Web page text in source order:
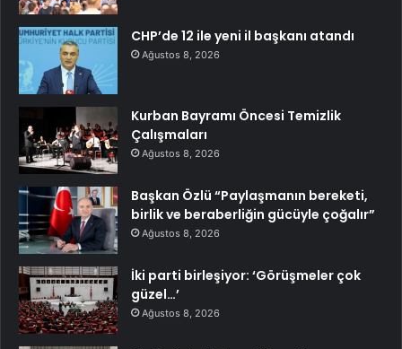
CHP’de 12 ile yeni il başkanı atandı
Ağustos 8, 2026
Kurban Bayramı Öncesi Temizlik
Çalışmaları
Ağustos 8, 2026
Başkan Özlü “Paylaşmanın bereketi,
birlik ve beraberliğin gücüyle çoğalır”
Ağustos 8, 2026
İki parti birleşiyor: ‘Görüşmeler çok
güzel…’
Ağustos 8, 2026